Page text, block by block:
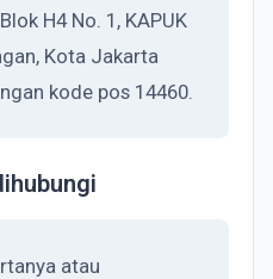
H4 No. 1, KAPUK
Kota Jakarta
kode pos 14460.
atau